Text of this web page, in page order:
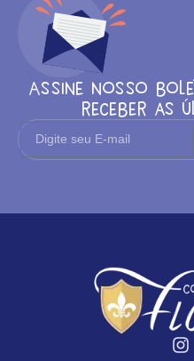
Assine nosso
receber as